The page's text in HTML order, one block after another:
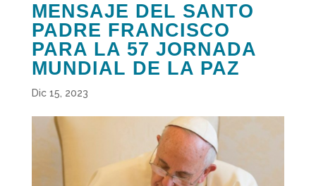
MENSAJE DEL SANTO
PADRE FRANCISCO
PARA LA 57 JORNADA
MUNDIAL DE LA PAZ
Dic 15, 2023